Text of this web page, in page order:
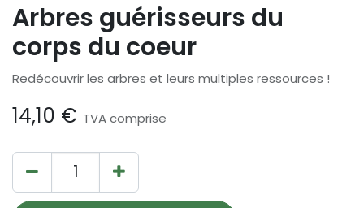
Arbres guérisseurs du
corps du coeur
Redécouvrir les arbres et leurs multiples ressources !
14,10 € TVA comprise